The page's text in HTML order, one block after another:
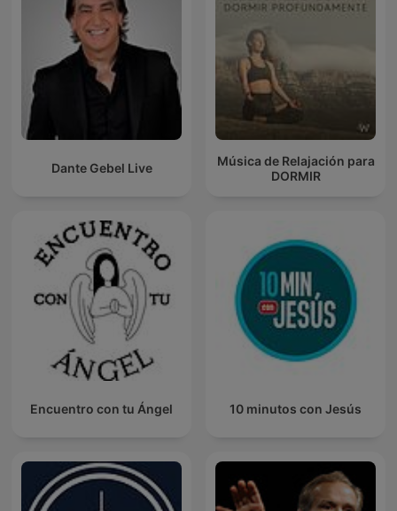
Dante Gebel Live
Música de Relajación para
DORMIR
Encuentro con tu Ángel 10 minutos con Jesús